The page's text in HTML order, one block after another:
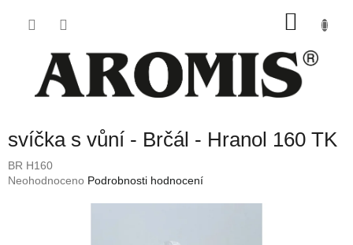
svíčka s vůní - Brčál - Hranol 160 TK
BR H160
Průměrné
Neohodnoceno Podrobnosti hodnocení